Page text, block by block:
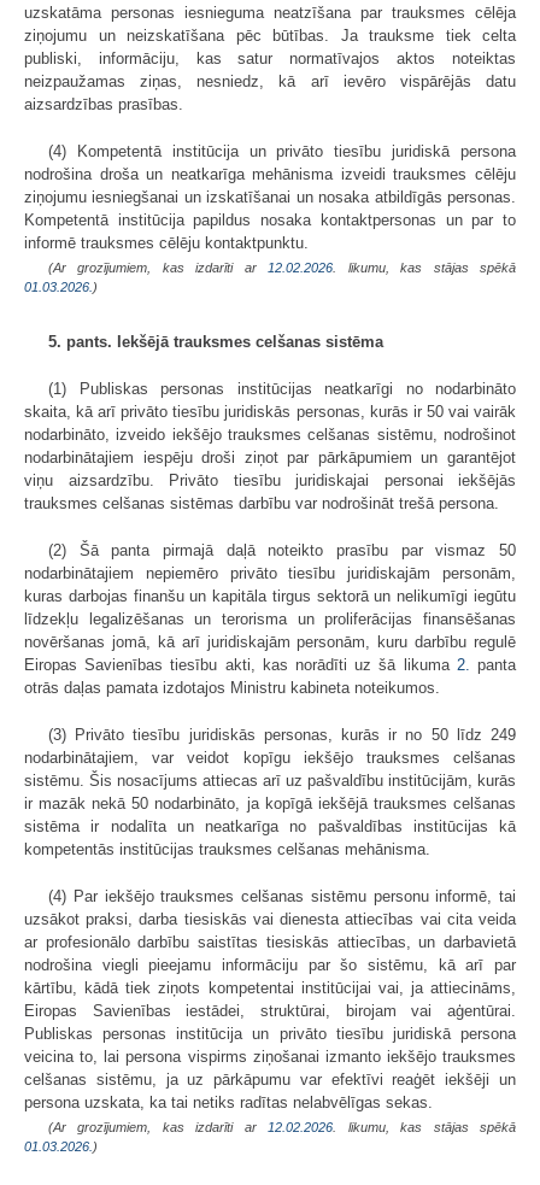
uzskatāma personas iesnieguma neatzīšana par trauksmes cēlēja
ziņojumu un neizskatīšana pēc būtības. Ja trauksme tiek celta
publiski, informāciju, kas satur normatīvajos aktos noteiktas
neizpaužamas ziņas, nesniedz, kā arī ievēro vispārējās datu
aizsardzības prasības.
(4) Kompetentā institūcija un privāto tiesību juridiskā persona
nodrošina droša un neatkarīga mehānisma izveidi trauksmes cēlēju
ziņojumu iesniegšanai un izskatīšanai un nosaka atbildīgās personas.
Kompetentā institūcija papildus nosaka kontaktpersonas un par to
informē trauksmes cēlēju kontaktpunktu.
(Ar grozījumiem, kas izdarīti ar 12.02.2026 . likumu, kas stājas spēkā
01.03.2026. )
5. pants. Iekšējā trauksmes celšanas sistēma
(1) Publiskas personas institūcijas neatkarīgi no nodarbināto
skaita, kā arī privāto tiesību juridiskās personas, kurās ir 50 vai vairāk
nodarbināto, izveido iekšējo trauksmes celšanas sistēmu, nodrošinot
nodarbinātajiem iespēju droši ziņot par pārkāpumiem un garantējot
viņu aizsardzību. Privāto tiesību juridiskajai personai iekšējās
trauksmes celšanas sistēmas darbību var nodrošināt trešā persona.
(2) Šā panta pirmajā daļā noteikto prasību par vismaz 50
nodarbinātajiem nepiemēro privāto tiesību juridiskajām personām,
kuras darbojas finanšu un kapitāla tirgus sektorā un nelikumīgi iegūtu
līdzekļu legalizēšanas un terorisma un proliferācijas finansēšanas
novēršanas jomā, kā arī juridiskajām personām, kuru darbību regulē
Eiropas Savienības tiesību akti, kas norādīti uz šā likuma 2.
panta
otrās daļas pamata izdotajos Ministru kabineta noteikumos.
(3) Privāto tiesību juridiskās personas, kurās ir no 50 līdz 249
nodarbinātajiem, var veidot kopīgu iekšējo trauksmes celšanas
sistēmu. Šis nosacījums attiecas arī uz pašvaldību institūcijām, kurās
ir mazāk nekā 50 nodarbināto, ja kopīgā iekšējā trauksmes celšanas
sistēma ir nodalīta un neatkarīga no pašvaldības institūcijas kā
kompetentās institūcijas trauksmes celšanas mehānisma.
(4) Par iekšējo trauksmes celšanas sistēmu personu informē, tai
uzsākot praksi, darba tiesiskās vai dienesta attiecības vai cita veida
ar profesionālo darbību saistītas tiesiskās attiecības, un darbavietā
nodrošina viegli pieejamu informāciju par šo sistēmu, kā arī par
kārtību, kādā tiek ziņots kompetentai institūcijai vai, ja attiecināms,
Eiropas Savienības iestādei, struktūrai, birojam vai aģentūrai.
Publiskas personas institūcija un privāto tiesību juridiskā persona
veicina to, lai persona vispirms ziņošanai izmanto iekšējo trauksmes
celšanas sistēmu, ja uz pārkāpumu var efektīvi reaģēt iekšēji un
persona uzskata, ka tai netiks radītas nelabvēlīgas sekas.
(Ar grozījumiem, kas izdarīti ar 12.02.2026 . likumu, kas stājas spēkā
01.03.2026. )